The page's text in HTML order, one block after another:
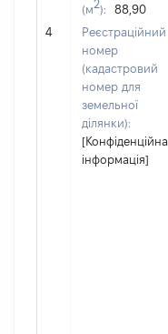
4
(м2):
88,90
Реєстраційний
номер
(кадастровий
номер для
земельної
ділянки):
[Конфіденційна
інформація]